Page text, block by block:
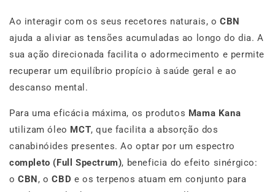
Ao interagir com os seus recetores naturais, oCBN
ajuda a aliviar as tensões acumuladas ao longo do dia. A
sua ação direcionada facilita o adormecimento e permite
recuperar um equilíbrio propício à saúde geral e ao
descanso mental.
Para uma eficácia máxima, os produtos Mama Kana
utilizam óleo MCT, que facilita a absorção dos
canabinóides presentes. Ao optar por um espectro
completo (Full Spectrum), beneficia do efeito sinérgico:
oCBN, oCBD e os terpenos atuam em conjunto para